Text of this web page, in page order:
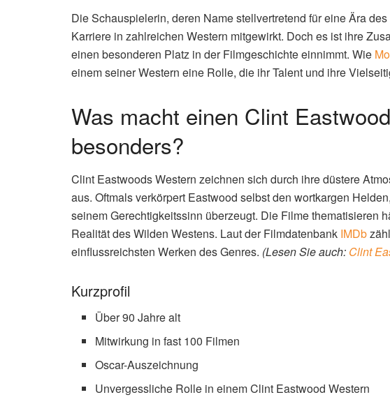
Die Schauspielerin, deren Name stellvertretend für eine Ära
Karriere in zahlreichen Western mitgewirkt. Doch es ist ihre
einen besonderen Platz in der Filmgeschichte einnimmt. Wie
einem seiner Western eine Rolle, die ihr Talent und ihre
Was macht einen Clint
besonders?
Clint Eastwoods Western zeichnen sich durch ihre düstere
aus. Oftmals verkörpert Eastwood selbst den wortkargen
seinem Gerechtigkeitssinn überzeugt. Die Filme thematisieren
Realität des Wilden Westens. Laut der Filmdatenbank IMDb
einflussreichsten Werken des Genres. (Lesen Sie auch: Clint
Kurzprofil
Über 90 Jahre alt
Mitwirkung in fast 100 Filmen
Oscar-Auszeichnung
Unvergessliche Rolle in einem Clint Eastwood Western